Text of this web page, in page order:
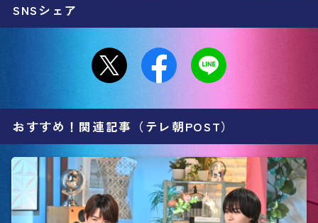
SNSシェア
おすすめ！関連記事（テレ朝POST）